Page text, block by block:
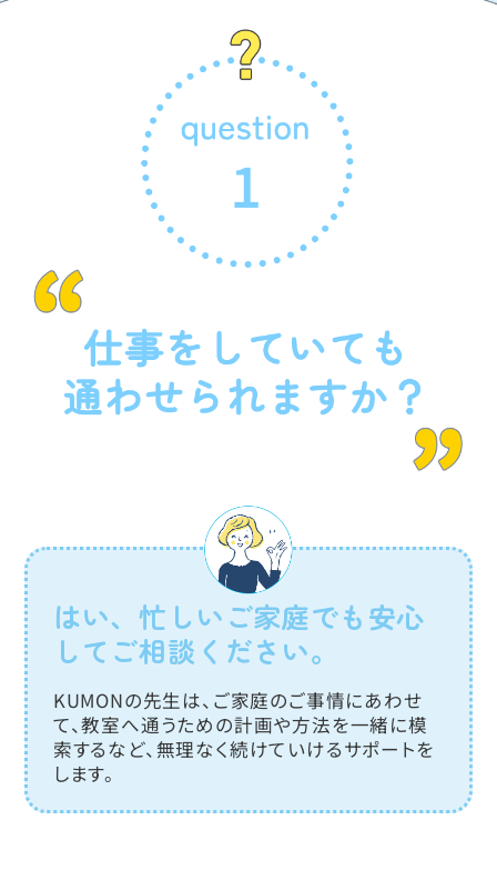
はい、忙しいご家庭でも安心
してご相談ください。
KUMONの先生は、ご家庭のご事情にあわせ
て、教室へ通うための計画や方法を一緒に模
索するなど、無理なく続けていけるサポートを
します。